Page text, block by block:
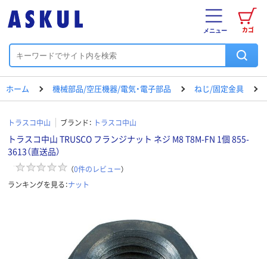
カゴ
メニュー
ホーム 機械部品/空圧機器/電気・電子部品 ねじ/固定金具
トラスコ中山 ブランド： トラスコ中山
トラスコ中山 TRUSCO フランジナット ネジ M8 T8M-FN 1個 855-
3613（直送品）
（0件のレビュー）
ランキングを見る：ナット